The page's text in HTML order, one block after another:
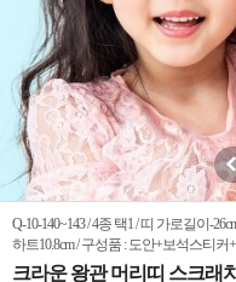
Q-10-140~143 / 4종 택1 / 띠 가로길이-
하트10.8cm / 구성품 : 도안+보석스티
크라운 왕관 머리띠 스크래